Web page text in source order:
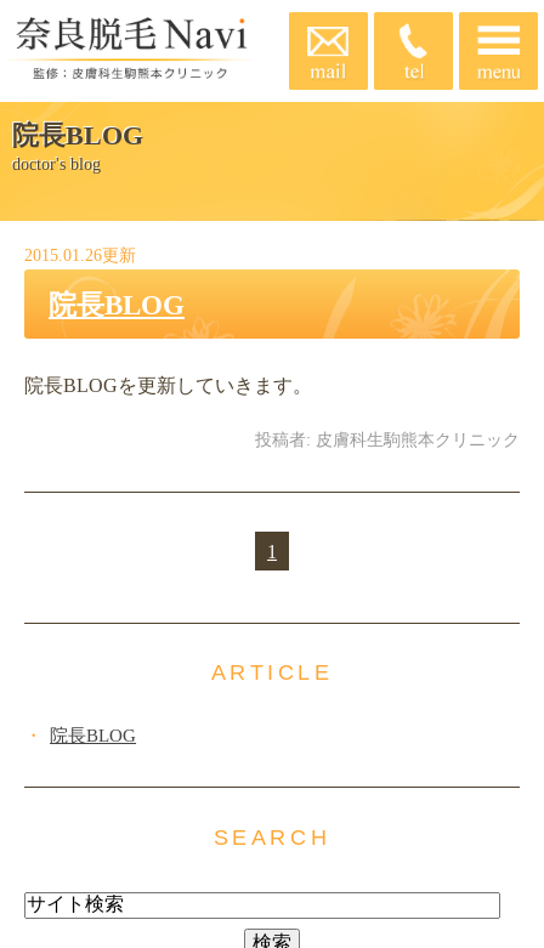
院長BLOG
doctor's blog
2015.01.26更新
院長BLOG
院長BLOGを更新していきます。
投稿者: 皮膚科生駒熊本クリニック
1
ARTICLE
院長BLOG
SEARCH